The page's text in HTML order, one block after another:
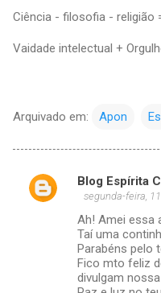
Ciência - filosofia - religião
Vaidade intelectual +
Arquivado em: Apon
C
Blog Espírita
segunda-feira,
Ah! Amei essa
Taí uma
Parabéns pelo
Fico mto feliz
divulgam